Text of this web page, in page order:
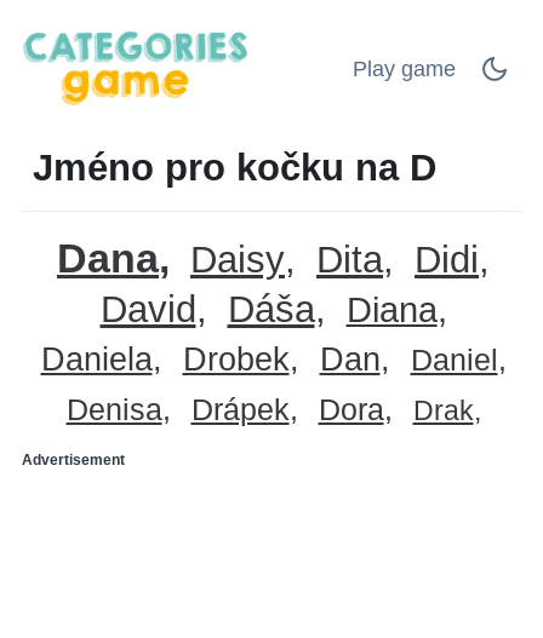
Play game
Jméno pro kočku na D
Dana Daisy Dita
Didi
David
Dáša Diana
Daniela Drobek Dan
Daniel
Denisa
Drápek Dora Drak
Advertisement